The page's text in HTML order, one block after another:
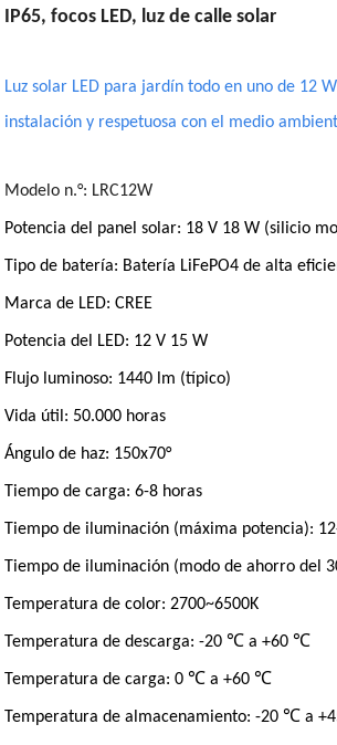
IP65, focos LED, luz de calle solar
Luz solar LED para jardín todo en uno de 12
instalación y respetuosa con el medio
Modelo n.°: LRC12W
Potencia del panel solar: 18 V 18 W (silicio
Tipo de batería: Batería LiFePO4 de alta
Marca de LED: CREE
Potencia del LED: 12 V 15 W
Flujo luminoso: 1440 lm (típico)
Vida útil: 50.000 horas
Ángulo de haz: 150x70°
Tiempo de carga: 6-8 horas
Tiempo de iluminación (máxima potencia):
Tiempo de iluminación (modo de ahorro del
Temperatura de color: 2700~6500K
Temperatura de descarga: -20 ℃ a +60 ℃
Temperatura de carga: 0 ℃ a +60 ℃
Temperatura de almacenamiento: -20 ℃ a